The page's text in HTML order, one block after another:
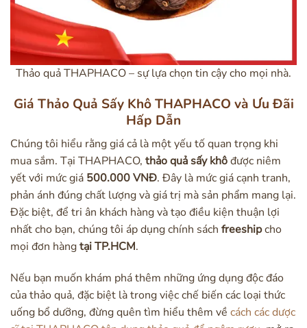
Thảo quả THAPHACO – sự lựa chọn tin cậy cho mọi nhà.
Giá Thảo Quả Sấy Khô THAPHACO và Ưu Đãi
Hấp Dẫn
Chúng tôi hiểu rằng giá cả là một yếu tố quan trọng khi
mua sắm. Tại THAPHACO, thảo quả sấy khôđược niêm
yết với mức giá 500.000 VNĐ. Đây là mức giá cạnh tranh,
phản ánh đúng chất lượng và giá trị mà sản phẩm mang lại.
Đặc biệt, để tri ân khách hàng và tạo điều kiện thuận lợi
nhất cho bạn, chúng tôi áp dụng chính sách freeshipcho
mọi đơn hàngtại TP.HCM.
Nếu bạn muốn khám phá thêm những ứng dụng độc đáo
của thảo quả, đặc biệt là trong việc chế biến các loại thức
uống bổ dưỡng, đừng quên tìm hiểu thêm về cách các dược